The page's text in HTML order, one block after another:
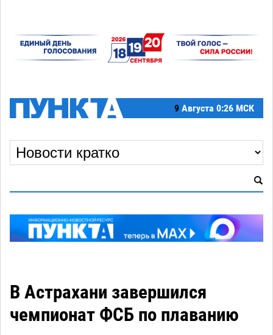
9 Августа 0:26 МСК
В Астрахани завершился
чемпионат ФСБ по плаванию